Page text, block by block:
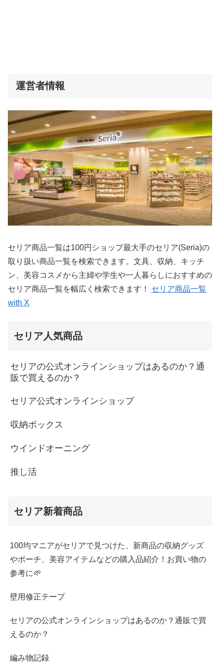
運営者情報
セリア商品一覧は100円ショップ最大手のセリア(Seria)の
取り扱い商品一覧を検索できます。文具、収納、キッチ
ン、美容コスメから主婦や学生や一人暮らしにおすすめの
セリア商品一覧を幅広く検索できます！ セリア商品一覧
with X
セリア人気商品
セリアの公式オンラインショップはあるのか？通
販で買えるのか？
セリア公式オンラインショップ
収納ボックス
ウインドオーニング
推し活
セリア新着商品
100均マニアがセリアで見つけた、新商品の収納グッズ
やポーチ、美容アイテムなどの購入品紹介！お買い物の
参考に🌱
壁用修正テープ
セリアの公式オンラインショップはあるのか？通販で買
えるのか？
編み物記録